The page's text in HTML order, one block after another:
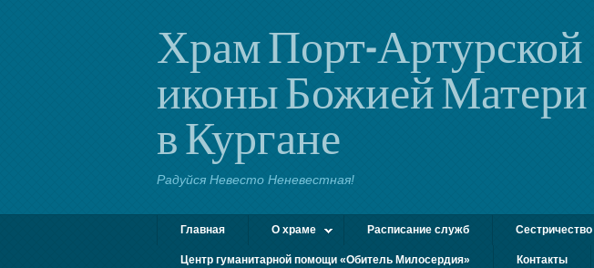
Храм Порт-Артурской
иконы Божией Матери
в Кургане
Радуйся Невесто Неневестная!
Главная О храме Расписание служб Сестричество
Центр гуманитарной помощи «Обитель Милосердия» Контакты